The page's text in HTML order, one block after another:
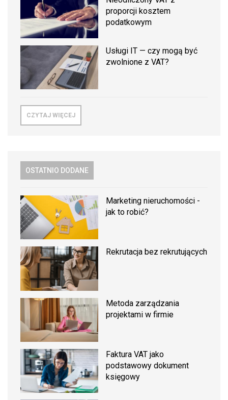
proporcji kosztem
podatkowym
Usługi IT — czy mogą być
zwolnione z VAT?
CZYTAJ WIĘCEJ
OSTATNIO DODANE
Marketing nieruchomości -
jak to robić?
Rekrutacja bez rekrutujących
Metoda zarządzania
projektami w firmie
Faktura VAT jako
podstawowy dokument
księgowy